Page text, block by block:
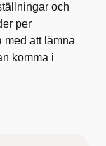
och
per
med att lämna
komma i